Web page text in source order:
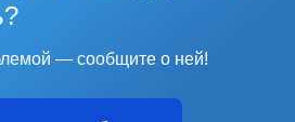
— сообщите о ней!